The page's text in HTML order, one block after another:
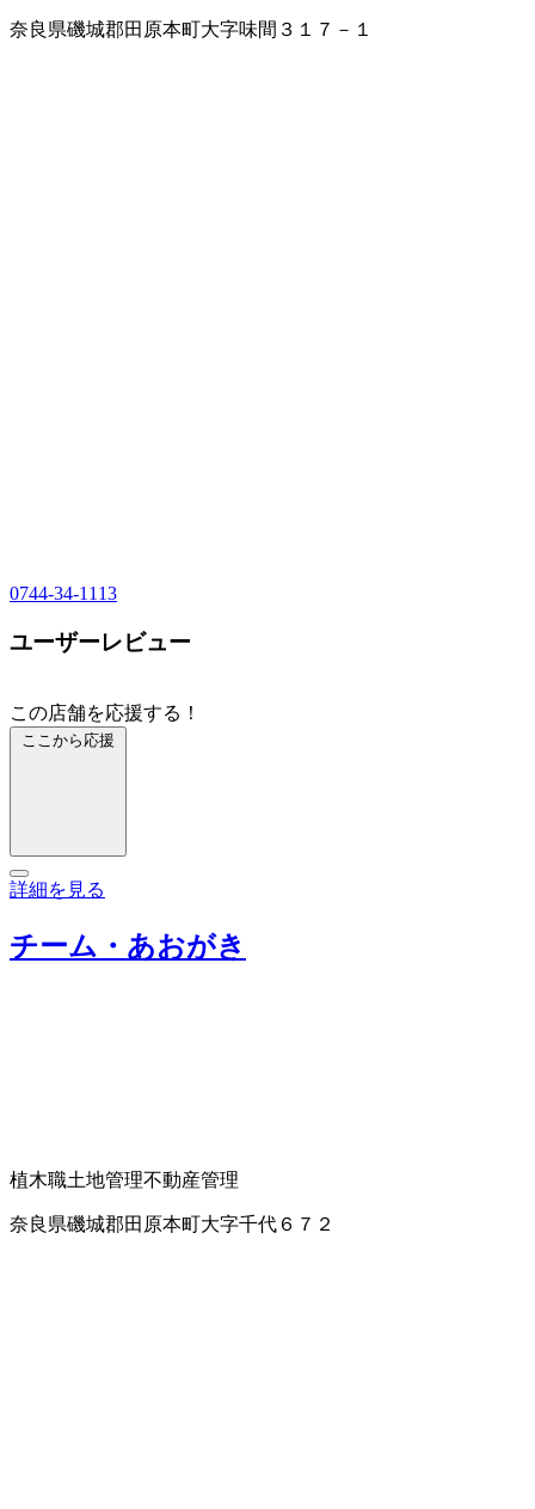
奈良県磯城郡田原本町大字味間３１７－１
0744-34-1113
ユーザーレビュー
この店舗を応援する！
ここから応援
詳細を見る
チーム・あおがき
植木職土地管理不動産管理
奈良県磯城郡田原本町大字千代６７２